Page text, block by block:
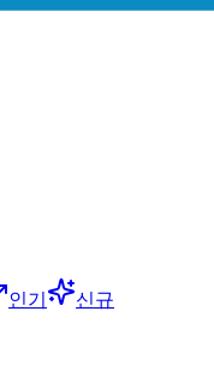
인기 신규